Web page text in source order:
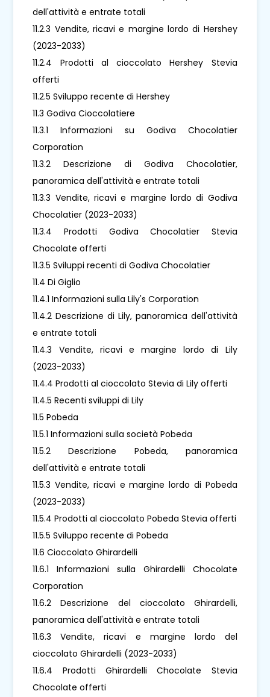
dell'attività e entrate totali
11.2.3 Vendite, ricavi e margine lordo di Hershey
(2023-2033)
11.2.4 Prodotti al cioccolato Hershey Stevia
offerti
11.2.5 Sviluppo recente di Hershey
11.3 Godiva Cioccolatiere
11.3.1 Informazioni su Godiva Chocolatier
Corporation
11.3.2 Descrizione di Godiva Chocolatier,
panoramica dell'attività e entrate totali
11.3.3 Vendite, ricavi e margine lordo di Godiva
Chocolatier (2023-2033)
11.3.4 Prodotti Godiva Chocolatier Stevia
Chocolate offerti
11.3.5 Sviluppi recenti di Godiva Chocolatier
11.4 Di Giglio
11.4.1 Informazioni sulla Lily's Corporation
11.4.2 Descrizione di Lily, panoramica dell'attività
e entrate totali
11.4.3 Vendite, ricavi e margine lordo di Lily
(2023-2033)
11.4.4 Prodotti al cioccolato Stevia di Lily offerti
11.4.5 Recenti sviluppi di Lily
11.5 Pobeda
11.5.1 Informazioni sulla società Pobeda
11.5.2 Descrizione Pobeda, panoramica
dell'attività e entrate totali
11.5.3 Vendite, ricavi e margine lordo di Pobeda
(2023-2033)
11.5.4 Prodotti al cioccolato Pobeda Stevia offerti
11.5.5 Sviluppo recente di Pobeda
11.6 Cioccolato Ghirardelli
11.6.1 Informazioni sulla Ghirardelli Chocolate
Corporation
11.6.2 Descrizione del cioccolato Ghirardelli,
panoramica dell'attività e entrate totali
11.6.3 Vendite, ricavi e margine lordo del
cioccolato Ghirardelli (2023-2033)
11.6.4 Prodotti Ghirardelli Chocolate Stevia
Chocolate offerti